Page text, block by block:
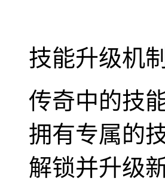
技能升级机制
传奇中的技
拥有专属的
解锁并升级